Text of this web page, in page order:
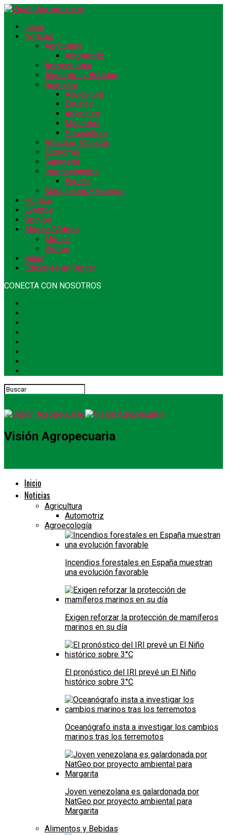
Inicio
Noticias
Agricultura
Automotriz
Agroecología
Alimentos y Bebidas
Animales
Acuicultura
Equinos
Avicultura
Mascotas
Porcicultura
Artículos Técnicos
Economía
Ganadería
Internacionales
España
Maquinarias y Equipos
Política
Eventos
Opinión
Música/Videos
Música
Videos
Salud
Ediciones en Digital
CONECTA CON NOSOTROS
Visión Agropecuaria
Inicio
Noticias
Agricultura
Automotriz
Agroecología
Incendios forestales en España muestran
una evolución favorable
Exigen reforzar la protección de mamíferos
marinos en su día
El pronóstico del IRI prevé un El Niño
histórico sobre 3°C
Oceanógrafo insta a investigar los cambios
marinos tras los terremotos
Joven venezolana es galardonada por
NatGeo por proyecto ambiental para
Margarita
Alimentos y Bebidas